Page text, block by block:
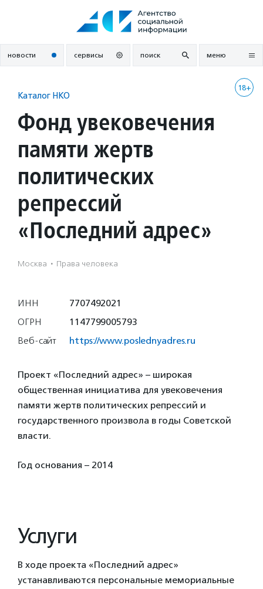
новости сервисы поиск меню
18+
Каталог НКО
Фонд увековечения
памяти жертв
политических
репрессий
«Последний адрес»
Москва · Права человека
ИНН
7707492021
ОГРН
1147799005793
Веб-сайт
https://www.poslednyadres.ru
Проект «Последний адрес» – широкая
общественная инициатива для увековечения
памяти жертв политических репрессий и
государственного произвола в годы Советской
власти.
Год основания – 2014
Услуги
В ходе проекта «Последний адрес»
устанавливаются персональные мемориальные